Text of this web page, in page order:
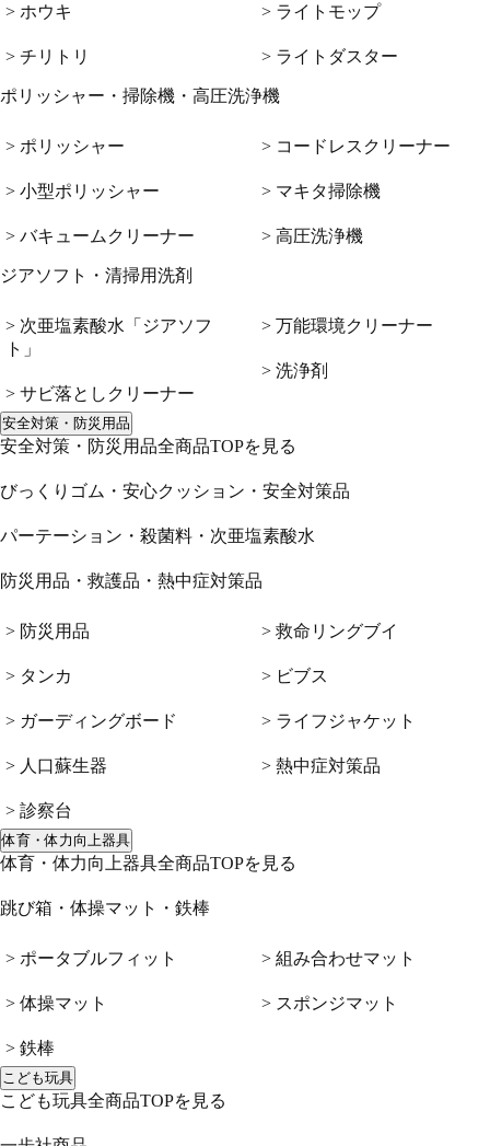
> ホウキ
> チリトリ
> ライトモップ
> ライトダスター
ポリッシャー・掃除機・高圧洗浄機
> ポリッシャー
> 小型ポリッシャー
> バキュームクリーナー
> コードレスクリーナー
> マキタ掃除機
> 高圧洗浄機
ジアソフト・清掃用洗剤
> 次亜塩素酸水「ジアソフ
ト」
> サビ落としクリーナー
> 万能環境クリーナー
> 洗浄剤
安全対策・防災用品
安全対策・防災用品全商品TOPを見る
びっくりゴム・安心クッション・安全対策品
パーテーション・殺菌料・次亜塩素酸水
防災用品・救護品・熱中症対策品
> 防災用品
> タンカ
> ガーディングボード
> 人口蘇生器
> 診察台
> 救命リングブイ
> ビブス
> ライフジャケット
> 熱中症対策品
体育・体力向上器具
体育・体力向上器具全商品TOPを見る
跳び箱・体操マット・鉄棒
> ポータブルフィット
> 体操マット
> 鉄棒
> 組み合わせマット
> スポンジマット
こども玩具
こども玩具全商品TOPを見る